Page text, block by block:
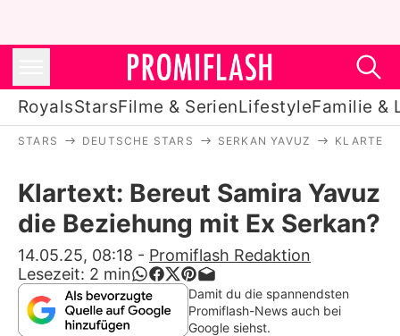
RoyalsStarsFilme & SerienLifestyleFamilie &
Stars
Filme & Serien
Lifestyle
Familie & Liebe
STARS DEUTSCHE STARS SERKAN YAVUZ
Klartext: Bereut Samira Yavuz
die Beziehung mit Ex Serkan?
14.05.25, 08:18 - Promiflash Redaktion
Lesezeit: 2 min
Damit du die spannendsten
Promiflash-News auch bei
Google siehst.